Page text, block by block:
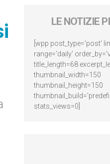
LE NOTIZIE
[wpp post_type='post'
range='daily'
title_length=68
thumbnail_width=150
thumbnail_height=150
stats_views=0]